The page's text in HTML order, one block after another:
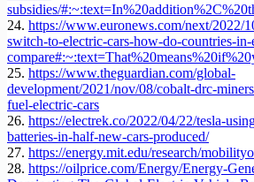
subsidies/
24. https://www.euronews.com/next/2022/
switch-to-electric-cars-how-do-countries-in-
25. https://www.theguardian.com/global-
development/2021/nov/08/cobalt-drc-
fuel-electric-cars
26. https://electrek.co/2022/04/22/tesla-
batteries-in-half-new-cars-produced/
27. https://energy.mit.edu/research/
28. https://oilprice.com/Energy/Energy-